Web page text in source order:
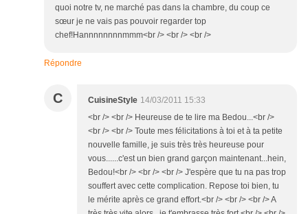
quoi notre tv, ne marché pas dans la chambre, du coup ce
sœur je ne vais pas pouvoir regarder top
chef!Hannnnnnnnmmm<br /> <br /> <br />
Répondre
C CuisineStyle 14/03/2011 15:33
<br /> <br /> Heureuse de te lire ma Bedou...<br />
<br /> <br /> Toute mes félicitations à toi et à ta petite
nouvelle famille, je suis très très heureuse pour
vous......c'est un bien grand garçon maintenant...hein,
Bedou!<br /> <br /> <br /> J'espère que tu na pas trop
souffert avec cette complication. Repose toi bien, tu
le mérite après ce grand effort.<br /> <br /> <br /> A